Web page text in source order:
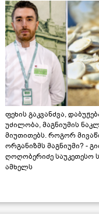
ფეხის გაკვანძვა,
უძილობა, მაგნიუმის
მიუთითებს. როგორ
ორგანიზმს მაგნიუმი? -
ღოღობერიძე საუკეთესო
ამხელს